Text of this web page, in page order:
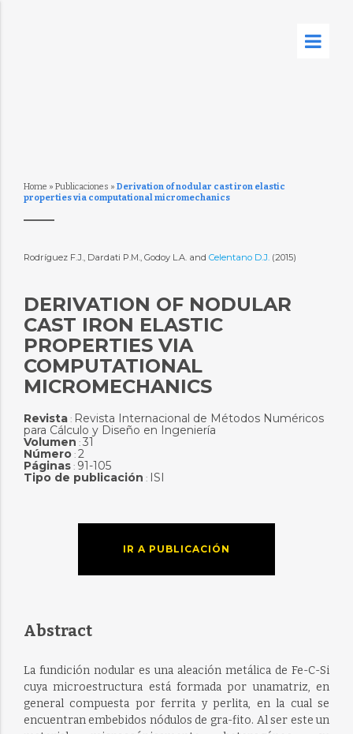
Home » Publicaciones » Derivation of nodular cast iron elastic
properties via computational micromechanics
Rodríguez F.J., Dardati P.M., Godoy L.A. and Celentano D.J. (2015)
DERIVATION OF NODULAR
CAST IRON ELASTIC
PROPERTIES VIA
COMPUTATIONAL
MICROMECHANICS
Revista: Revista Internacional de Métodos Numéricos
para Cálculo y Diseño en Ingeniería
Volumen : 31
Número: 2
Páginas: 91-105
Tipo de publicación : ISI
IR A PUBLICACIÓN
Abstract
La fundición nodular es una aleación metálica de Fe-C-Si
cuya microestructura está formada por unamatriz, en
general compuesta por ferrita y perlita, en la cual se
encuentran embebidos nódulos de gra-fito. Al ser este un